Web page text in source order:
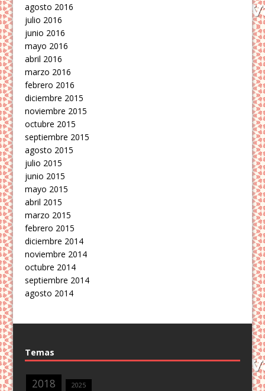
agosto 2016
julio 2016
junio 2016
mayo 2016
abril 2016
marzo 2016
febrero 2016
diciembre 2015
noviembre 2015
octubre 2015
septiembre 2015
agosto 2015
julio 2015
junio 2015
mayo 2015
abril 2015
marzo 2015
febrero 2015
diciembre 2014
noviembre 2014
octubre 2014
septiembre 2014
agosto 2014
Temas
2018 2025